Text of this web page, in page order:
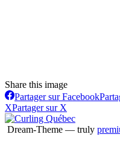
Share this image
Partager sur Facebook
XPartager sur X
Dream-Theme — truly